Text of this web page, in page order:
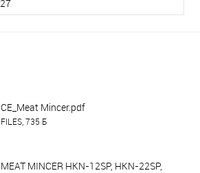
27
CE_Meat Mincer.pdf
FILES, 735 Б
MEAT MINCER HKN-12SP, HKN-22SP,